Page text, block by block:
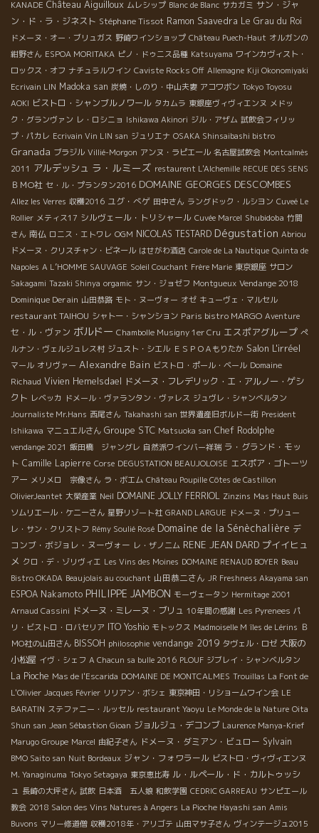
KANADE Château Aiguilloux ムレシップ Blanc de Blanc サカガミ サン・ジャ
ン・ド・ラ・ジネスト Stéphane Tissot Ramon Saavedra Le Grau du Roi
ドメーヌ・オー・ブリュガス 野崎ワインショップ Château Puech-Haut オルガンの
紺野さん ESPOA MORITAKA ピノ・ドゥニス品種 Katsuyama ワインカヴィスト・
ロックス・オフ ナチュラルワイン Caviste Rocks Off Allemagne Kiji Okonomiyaki
Ecrivain LIN Madoka san 炭焼・しのり・中山夫妻 アコワボン Tokyo Toyosu
AOKI ビストロ・シャンブルノワール タカムラ 東銀座ヴィヴィエンヌ メドッ
ク・グランヴァン レ・ロシニョ Ishikawa Akinori ジル・アザム 試飲会フィリッ
プ・パカレ Ecrivain Vin LIN san ジュリエナ OSAKA Shinsaibashi bistro
Granada ブラジル Villié-Morgon アンヌ・ラピエール 名古屋試飲会 Montcalmès
2011 アルデッシュ ラ・ルミーズ restaurent L'Alchemille RECUE DES SENS
ＢＭО社 セ・ル・プランタン2016 DOMAINE GEORGES DESCOMBES
Allez les Verres 収穫2016 ユグ・べゲ 田中さん ラングドック・ルシヨン Cuveé Le
Rollier メティス17 シルヴェール・トリシャール Cuvée Marcel Shubidoba 竹間
さん 南仏 ロニス・エトワレ OGM NICOLAS TESTARD Dégustation Abriou
ドメーヌ・クリスチャン・ビネール はせがわ酒店 Carole de La Nautique Quinta de
Napoles A L’HOMME SAUVAGE Soleil Couchant Frère Marie 東京銀座 サロン
Sakagami Tazaki Shinya orgamic サン・ジョゼフ Montgueux Vendange 2018
Dominique Derain 山田恭路 モト・ヌーヴォー オゼ キューヴェ・マルセル
restaurant TAIHOU シャトー・シャンション Paris bistro MARGO Aventure
セ・ル・ヴァン ボルドー Chambolle Musigny 1er Cru エスポアグループ ぺ
ルナン・ヴェルジュレス村 ジュスト・シエル ＥＳＰＯＡもりたか Salon L'irréel
マール オリヴァー Alexandre Bain ビストロ・ポール・ベール Domaine
Richaud Vivien Hemelsdael ドメーヌ・フレデリック・エ・アルノー・ゲシ
クト レベッカ ドメール・ヴァランタン・ヴァレス ジュヴレ・シャンべルタン
Journaliste Mr.Hans 西尾さん Takahashi san 世界遺産旧ボルドー街 President
Ishikawa マニュエルさん Groupe STC Matsuoka san Chef Rodolphe
vendange 2021 飯田橋 ジャングレ 自然派ワインバー祥瑞 ラ・グランド・モッ
ト Camille Lapierre Corse DEGUSTATION BEAUJOLOISE エスポア・ゴトーツ
アー メリメロ 宗像さん ラ・ボエム Château Poupille Côtes de Castillon
OlivierJeantet 大榮産業 Neil DOMAINE JOLLY FERRIOL Zinzins Mas Haut Buis
ソムリエール・ケニーさん 星野リゾート社 GRAND LARGUE ドメーヌ・プリュー
レ・サン・クリストフ Rémy Soulié Rosé Domaine de la Sénèchalière デ
コンブ・ボジョレ・ヌーヴォー レ・ザノ二ム RENE JEAN DARD プイイヒュ
メ クロ・デ・ゾリヴィエ Les Vins des Moines DOMAINE RENAUD BOYER Beau
Bistro OKADA Beaujolais au couchant 山田恭二さん JR Freshness Akayama san
ESPOA Nakamoto PHILIPPE JAMBON モーヴェータン Hermitage 2001
Arnaud Cassini ドメーヌ・ミレーヌ・ブリュ 10年間の感謝 Les Pyrenees パ
リ・ビストロ・ロバセリア ITO Yoshio モトックス Madmoiselle M îles de Lérins Ｂ
ＭО社の山田さん BISSOH philosophie vendange 2019 タヴェル・ロゼ 大阪の
小松屋 イヴ・シェフ A Chacun sa bulle 2016 PLOUF ジブレイ・シャンベルタン
La Pioche Mas de l'Escarida DOMAINE DE MONTCALMES Trouillas La Font de
L'Olivier Jacques Février リリアン・ボシェ 東京神田・リショームワイン会 LE
BARATIN ステファニー・ルッセル restaurant Yaoyu Le Monde de la Nature Oita
Shun san Jean Sébastion Gioan ジョルジュ・デコンブ Laurence Manya-Krief
Marugo Groupe Marcel 由紀子さん ドメーヌ・ダミアン・ビュロー Sylvain
BMO Saito san Nuit Bordeaux ジャン・フォワラール ビストロ・ヴィヴィエンヌ
M. Yanaginuma Tokyo Setagaya 東京恵比寿 ル・ルペール・ド・カルトゥッシ
ュ 長崎の大坪さん 試飲 日本酒 五人娘 和飲学園 CEDRIC GARREAU サンピエール
教会 2018 Salon des Vins Natures à Angers La Pioche Hayashi san Amis
Buvons マリー修道僧 収穫2018年・アリゴテ 山田マサ子さん ヴィンテージュ2015